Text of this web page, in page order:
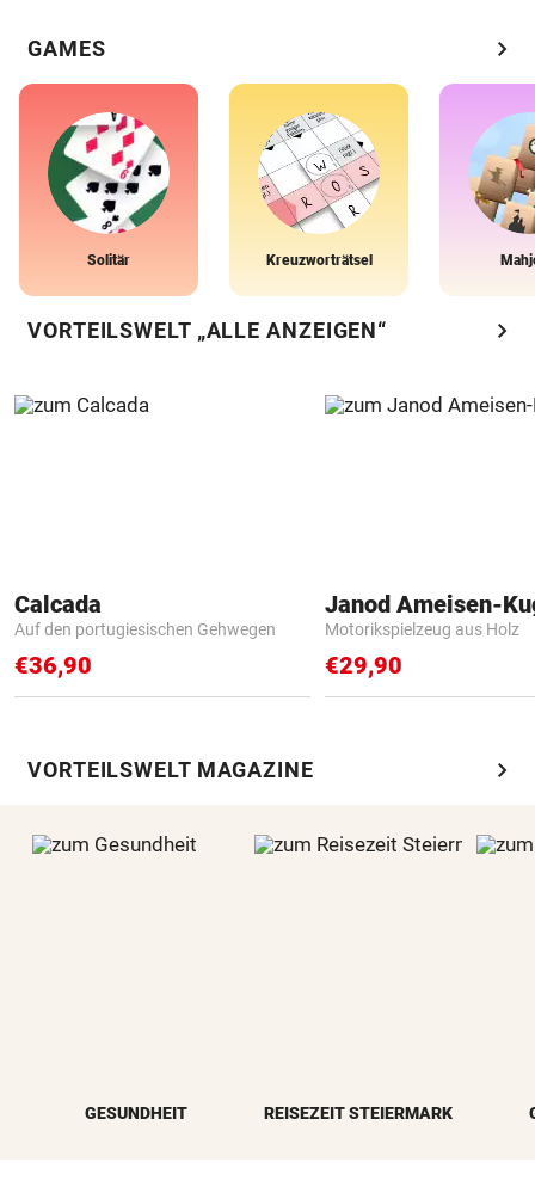
GAMES chevron_right
Solitär Kreuzworträtsel
VORTEILSWELT „ALLE ANZEIGEN“ chevron_right
Calcada
Auf den portugiesischen Gehwegen
€36,90
Janod Ameisen-
Motorikspielzeug aus Holz
€29,90
VORTEILSWELT MAGAZINE chevron_right
GESUNDHEIT REISEZEIT STEIERMARK